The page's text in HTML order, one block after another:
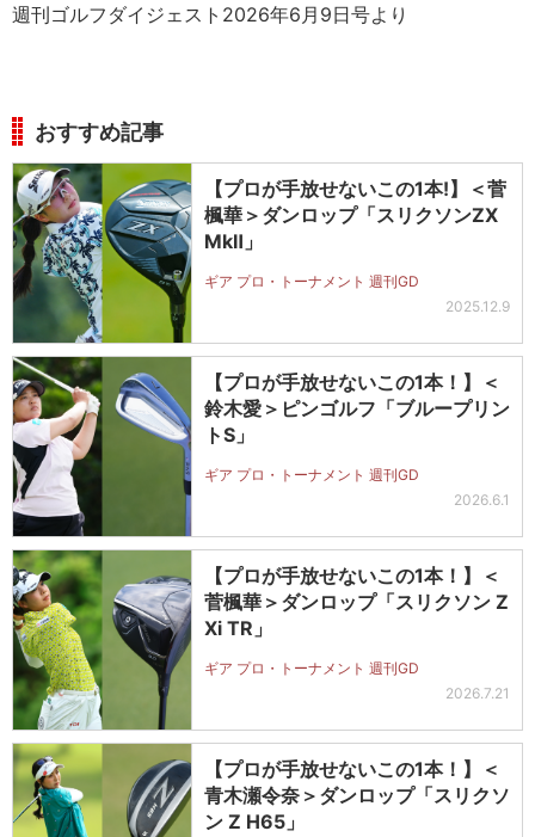
週刊ゴルフダイジェスト2026年6月9日号より
おすすめ記事
【プロが手放せないこの1本!】＜菅
楓華＞ダンロップ「スリクソンZX
MkⅡ」
ギア プロ・トーナメント 週刊GD
2025.12.9
【プロが手放せないこの1本！】＜
鈴木愛＞ピンゴルフ「ブループリン
トS」
ギア プロ・トーナメント 週刊GD
2026.6.1
【プロが手放せないこの1本！】＜
菅楓華＞ダンロップ「スリクソン Z
Xi TR」
ギア プロ・トーナメント 週刊GD
2026.7.21
【プロが手放せないこの1本！】＜
青木瀬令奈＞ダンロップ「スリクソ
ン Z H65」